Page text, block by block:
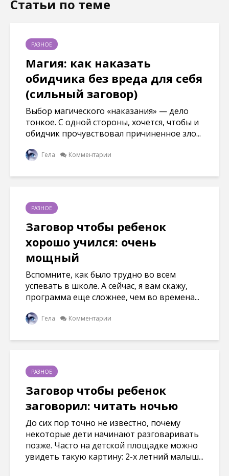
Статьи по теме
РАЗНОЕ
Магия: как наказать
обидчика без вреда для себя
(сильный заговор)
Выбор магического «наказания» — дело
тонкое. С одной стороны, хочется, чтобы и
обидчик прочувствовал причиненное зло...
Гела Комментарии
РАЗНОЕ
Заговор чтобы ребенок
хорошо учился: очень
мощный
Вспомните, как было трудно во всем
успевать в школе. А сейчас, я вам скажу,
программа еще сложнее, чем во времена...
Гела Комментарии
РАЗНОЕ
Заговор чтобы ребенок
заговорил: читать ночью
До сих пор точно не известно, почему
некоторые дети начинают разговаривать
позже. Часто на детской площадке можно
увидеть такую картину: 2-х летний малыш...